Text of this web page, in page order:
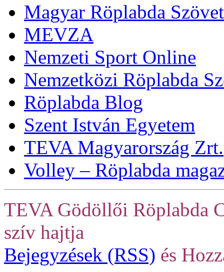
Magyar Röplabda
MEVZA
Nemzeti Sport Online
Nemzetközi Röplabda
Röplabda Blog
Szent István Egyetem
TEVA Magyarország Zrt.
Volley – Röplabda
TEVA Gödöllői Röplabda
szív hajtja
Bejegyzések (RSS) és